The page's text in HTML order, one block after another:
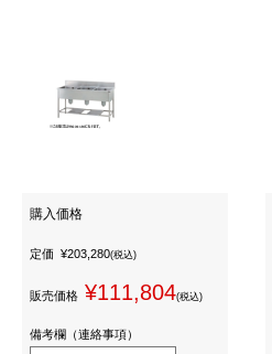
購入価格
定価 ¥203,280(税込)
販売価格 ¥111,804(税込)
備考欄（連絡事項）